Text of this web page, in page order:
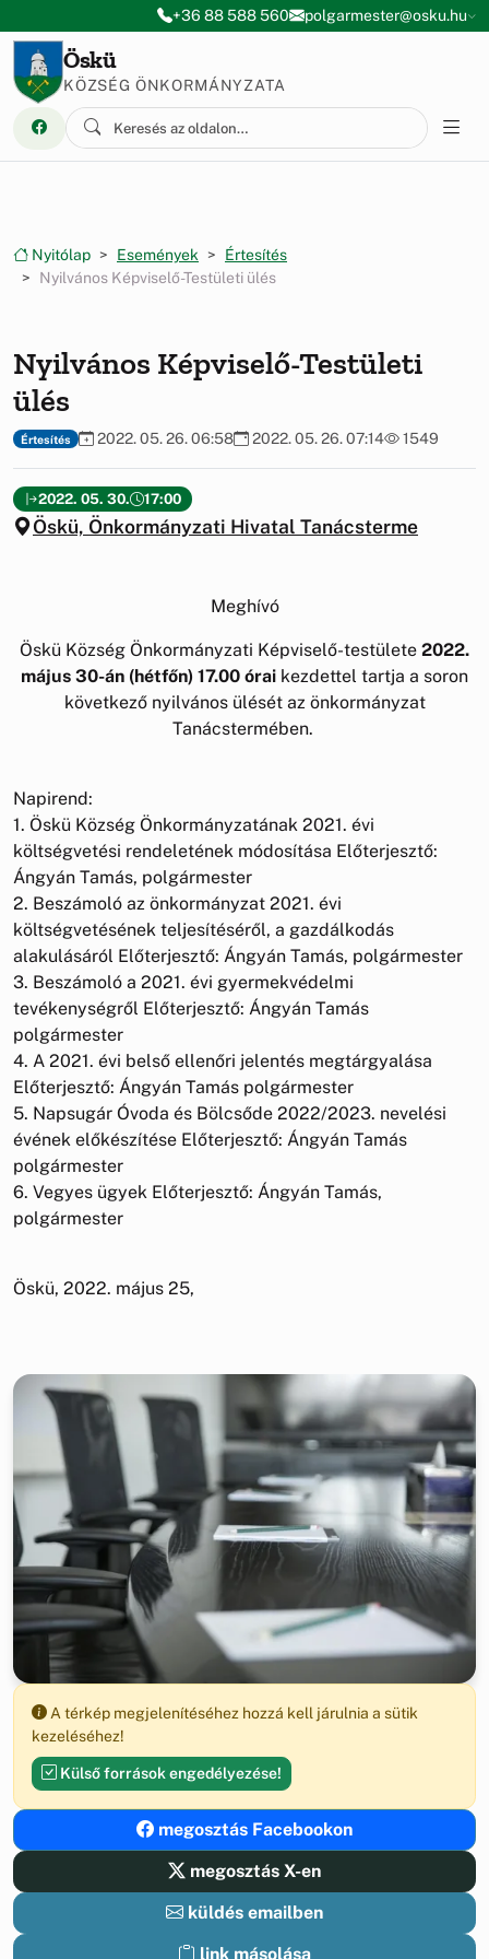
Ugrás a menüre
Ugrás a tartalomra+36 88 588 560 polgarmester@osku.hu
Öskü
KÖZSÉG ÖNKORMÁNYZATA
Nyitólap Események
Értesítés
Nyilvános Képviselő-Testületi ülés
Nyilvános Képviselő-Testületi
ülés
Értesítés 2022. 05. 26. 06:58 2022. 05. 26. 07:14 1549
2022. 05. 30. 17:00
Öskü, Önkormányzati Hivatal Tanácsterme
Meghívó
Öskü Község Önkormányzati Képviselő-testülete 2022.
május 30-án (hétfőn) 17.00 órai kezdettel tartja a soron
következő nyilvános ülését az önkormányzat
Tanácstermében.
Napirend:
1. Öskü Község Önkormányzatának 2021. évi
költségvetési rendeletének módosítása Előterjesztő:
Ángyán Tamás, polgármester
2. Beszámoló az önkormányzat 2021. évi
költségvetésének teljesítéséről, a gazdálkodás
alakulásáról Előterjesztő: Ángyán Tamás, polgármester
3. Beszámoló a 2021. évi gyermekvédelmi
tevékenységről Előterjesztő: Ángyán Tamás
polgármester
4. A 2021. évi belső ellenőri jelentés megtárgyalása
Előterjesztő: Ángyán Tamás polgármester
5. Napsugár Óvoda és Bölcsőde 2022/2023. nevelési
évének előkészítése Előterjesztő: Ángyán Tamás
polgármester
6. Vegyes ügyek Előterjesztő: Ángyán Tamás,
polgármester
Öskü, 2022. május 25,
A térkép megjelenítéséhez hozzá kell járulnia a sütik
kezeléséhez!
Külső források engedélyezése!
megosztás Facebookon
megosztás X-en
küldés emailben
link másolása